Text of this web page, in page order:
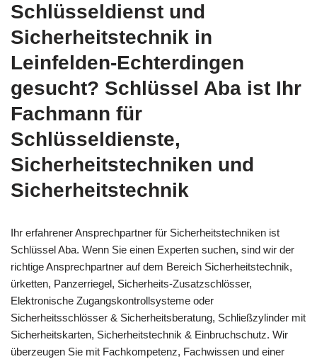
Schlüsseldienst und
Sicherheitstechnik in
Leinfelden-Echterdingen
gesucht? Schlüssel Aba ist Ihr
Fachmann für
Schlüsseldienste,
Sicherheitstechniken und
Sicherheitstechnik
Ihr erfahrener Ansprechpartner für Sicherheitstechniken ist
Schlüssel Aba. Wenn Sie einen Experten suchen, sind wir der
richtige Ansprechpartner auf dem Bereich Sicherheitstechnik,
ürketten, Panzerriegel, Sicherheits-Zusatzschlösser,
Elektronische Zugangskontrollsysteme oder
Sicherheitsschlösser & Sicherheitsberatung, Schließzylinder mit
Sicherheitskarten, Sicherheitstechnik & Einbruchschutz. Wir
überzeugen Sie mit Fachkompetenz, Fachwissen und einer